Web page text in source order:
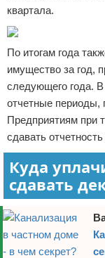
квартала.
По итогам года
имущество за год,
следующего года. В
отчетные периоды,
Предприятиям при
сдавать
Куда
сдавать